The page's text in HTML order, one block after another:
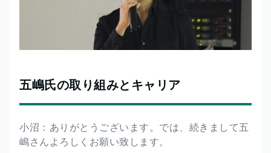
五嶋氏の取り組みとキャリア
小沼：ありがとうございます。では、続きまして五
嶋さんよろしくお願い致します。